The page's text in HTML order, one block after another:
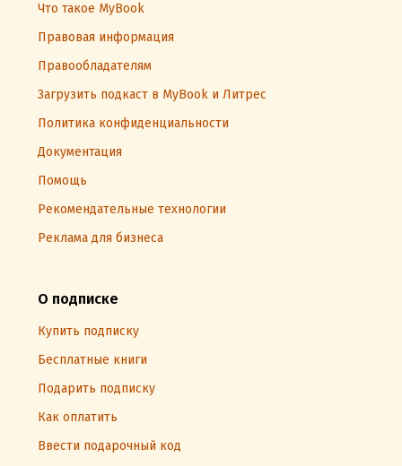
Что такое MyBook
Правовая информация
Правообладателям
Загрузить подкаст в MyBook и Литрес
Политика конфиденциальности
Документация
Помощь
Рекомендательные технологии
Реклама для бизнеса
О подписке
Купить подписку
Бесплатные книги
Подарить подписку
Как оплатить
Ввести подарочный код